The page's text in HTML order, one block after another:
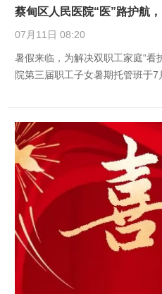
蔡甸区人民医院“医”路护航
07月11日 08:20
暑假来临，为解决双职工家庭“看
院第三届职工子女暑期托管班于7